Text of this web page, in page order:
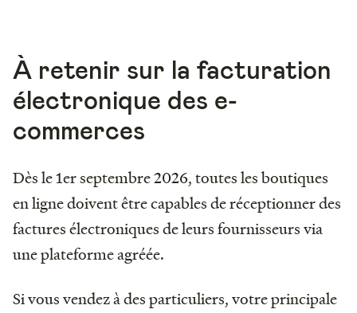
À retenir sur la facturation
électronique des e-
commerces
Dès le 1er septembre 2026, toutes les boutiques
en ligne doivent être capables de réceptionner des
factures électroniques de leurs fournisseurs via
une plateforme agréée.
Si vous vendez à des particuliers, votre principale